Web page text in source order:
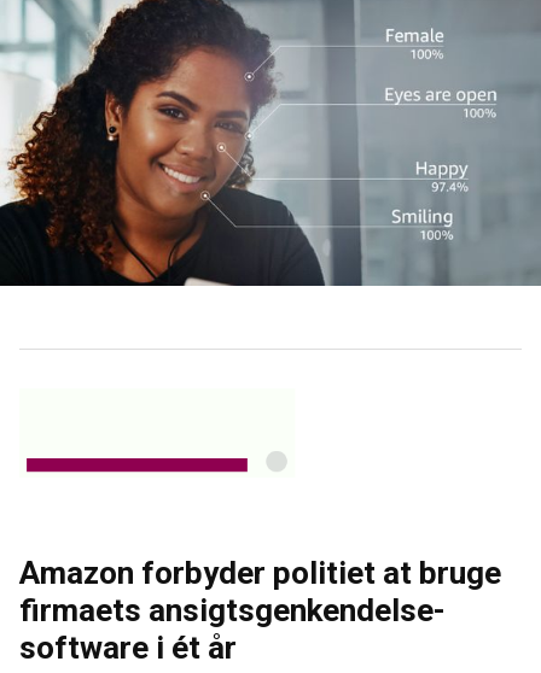
Amazon forbyder politiet at bruge
firmaets ansigtsgenkendelse-
software i ét år